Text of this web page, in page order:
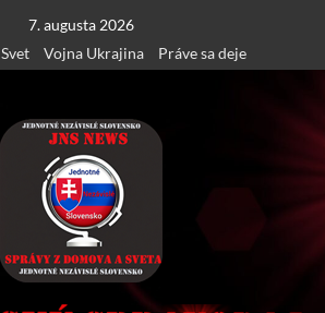
7. augusta 2026
Svet Vojna Ukrajina Práve sa deje